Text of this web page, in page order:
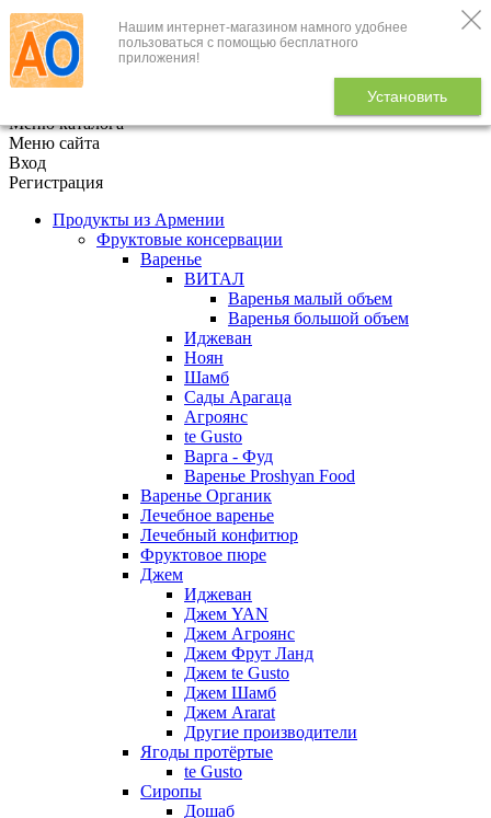
Нашим интернет-магазином намного удобнее
пользоваться с помощью бесплатного
приложения!
Установить
+7 (495) 646-888-1
В корзине
Меню каталога
Меню сайта
Вход
Регистрация
Продукты из Армении
Фруктовые консервации
Варенье
ВИТАЛ
Варенья малый объем
Варенья большой объем
Иджеван
Ноян
Шамб
Сады Арагаца
Агроянс
te Gusto
Варга - Фуд
Варенье Proshyan Food
Варенье Органик
Лечебное варенье
Лечебный конфитюр
Фруктовое пюре
Джем
Иджеван
Джем YAN
Джем Агроянс
Джем Фрут Ланд
Джем te Gusto
Джем Шамб
Джем Ararat
Другие производители
Ягоды протёртые
te Gusto
Сиропы
Дошаб